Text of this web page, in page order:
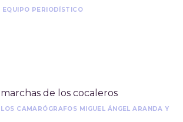
EQUIPO PERIODÍSTICO
de los cocaleros
CAMARÓGRAFOS MIGUEL ÁNGEL ARANDA Y